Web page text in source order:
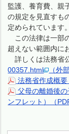
監護、養育費、親
の規定を見直すも
定められています。
この法律は一部
超えない範囲内に
詳しくは法務省
00357.html
（外
法務省作成概
父母の離婚後
ンフレット）（